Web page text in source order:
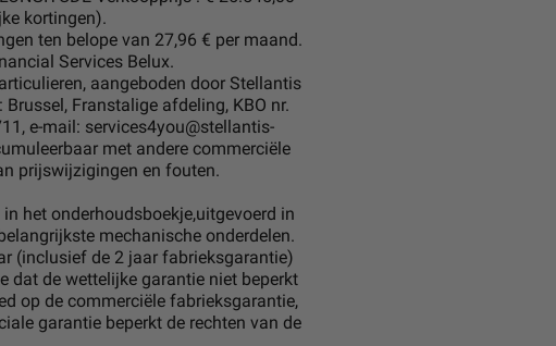
kortingen).
ten belope van 27,96 € per maand.
Services Belux.
aangeboden door Stellantis
Franstalige afdeling, KBO nr.
e-mail: services4you@stellantis-
met andere commerciële
prijswijzigingen en fouten.
in het onderhoudsboekje,uitgevoerd in
mechanische onderdelen.
(inclusief de 2 jaar fabrieksgarantie)
dat de wettelijke garantie niet beperkt
op de commerciële fabrieksgarantie,
garantie beperkt de rechten van de